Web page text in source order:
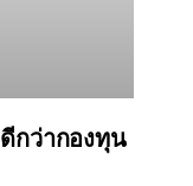
กว่ากองทุน